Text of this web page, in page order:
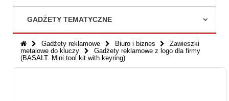
GADŻETY TEMATYCZNE
Gadżety reklamowe Biuro i biznes
Zawieszki
metalowe do kluczy
Gadżety reklamowe z logo dla firmy
(BASALT. Mini tool kit with keyring)